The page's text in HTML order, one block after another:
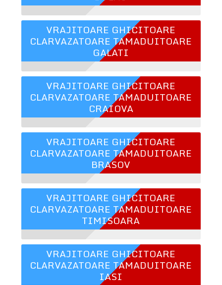
VRAJITOARE GHICITOARE
CLARVAZATOARE TAMADUITOARE
GALATI
VRAJITOARE GHICITOARE
CLARVAZATOARE TAMADUITOARE
CRAIOVA
VRAJITOARE GHICITOARE
CLARVAZATOARE TAMADUITOARE
BRASOV
VRAJITOARE GHICITOARE
CLARVAZATOARE TAMADUITOARE
TIMISOARA
VRAJITOARE GHICITOARE
CLARVAZATOARE TAMADUITOARE
IASI